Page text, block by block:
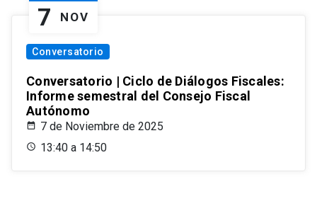
7 NOV
Conversatorio
Conversatorio | Ciclo de Diálogos Fiscales:
Informe semestral del Consejo Fiscal
Autónomo
7 de Noviembre de 2025
13:40 a 14:50